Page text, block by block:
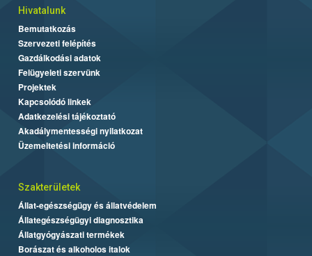
Hivatalunk
Bemutatkozás
Szervezeti felépítés
Gazdálkodási adatok
Felügyeleti szervünk
Projektek
Kapcsolódó linkek
Adatkezelési tájékoztató
Akadálymentességi nyilatkozat
Üzemeltetési információ
Szakterületek
Állat-egészségügy és állatvédelem
Állategészségügyi diagnosztika
Állatgyógyászati termékek
Borászat és alkoholos italok